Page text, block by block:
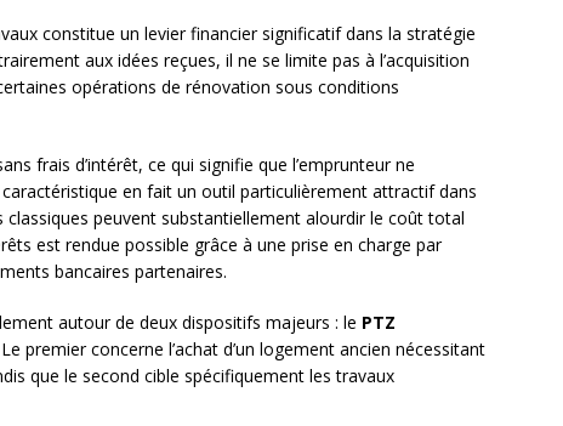
constitue un levier financier significatif dans la stratégie
aux idées reçues, il ne se limite pas à l’acquisition
opérations de rénovation sous conditions
frais d’intérêt, ce qui signifie que l’emprunteur ne
en fait un outil particulièrement attractif dans
classiques peuvent substantiellement alourdir le coût total
est rendue possible grâce à une prise en charge par
bancaires partenaires.
autour de deux dispositifs majeurs : le PTZ
premier concerne l’achat d’un logement ancien nécessitant
que le second cible spécifiquement les travaux